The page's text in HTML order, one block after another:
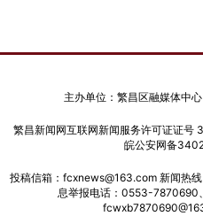
主办单位：繁昌区融媒体中
繁昌新闻网互联网新闻服务许可证证号
皖公安网备
投稿信箱：fcxnews@163.com 新闻热
息举报电话：0553-7870690